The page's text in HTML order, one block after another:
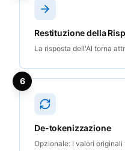
Restituzione della
La risposta dell'AI torna
6
De-tokenizzazione
Opzionale: I valori